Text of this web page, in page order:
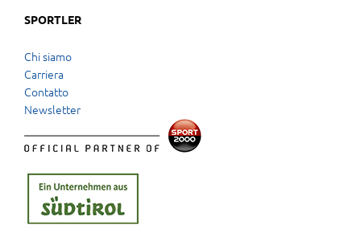
SPORTLER
Chi siamo
Carriera
Contatto
Newsletter